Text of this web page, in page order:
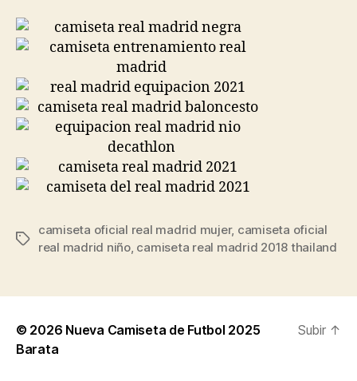
Etiquetas
camiseta oficial real madrid mujer, camiseta oficial
real madrid niño, camiseta real madrid 2018 thailand
© 2026 Nueva Camiseta de Futbol 2025
Barata
Subir ↑